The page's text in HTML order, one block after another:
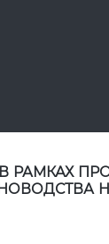
РАМКАХ